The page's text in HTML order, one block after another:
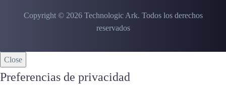
Copyright © 2026 Technologic Ark. Todos los derechos
reservados
Close
Preferencias de privacidad